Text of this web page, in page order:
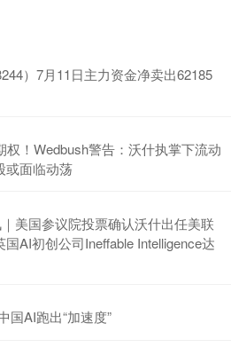
）7月11日主力资金净卖出62185
！Wedbush警告：沃什执掌下流动
或面临动荡
美国参议院投票确认沃什出任美联
AI初创公司Ineffable Intelligence达
国AI跑出“加速度”